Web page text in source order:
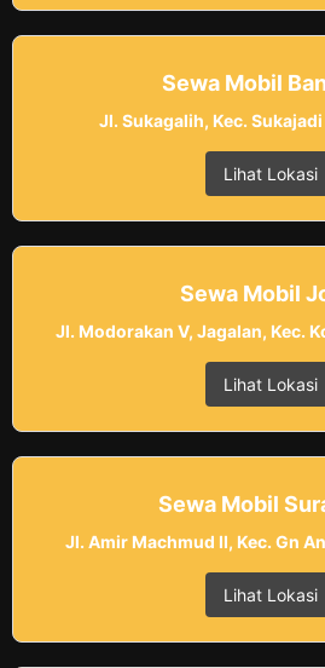
Sewa Mobil
Jl. Sukagalih, Kec.
Lihat Lokasi
Sewa Mobil
Jl. Modorakan V, Jagalan, Kec.
Lihat Lokasi
Sewa Mobil
Jl. Amir Machmud II, Kec. Gn
Lihat Lokasi